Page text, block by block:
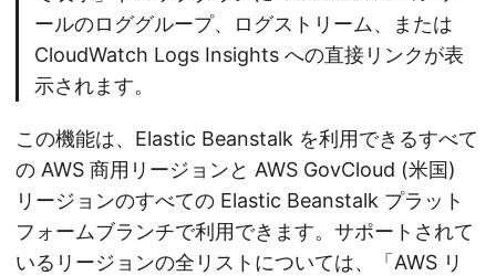
ールのロググループ、ログストリーム、または
CloudWatch Logs Insights への直接リンクが表
示されます。
この機能は、Elastic Beanstalk を利用できるすべて
の AWS 商用リージョンと AWS GovCloud (米国)
リージョンのすべての Elastic Beanstalk プラット
フォームブランチで利用できます。サポートされて
いるリージョンの全リストについては、「AWS リ